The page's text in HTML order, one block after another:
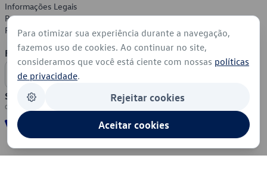
Informações Legais
Política de Privacidade
Política de Cookies
Formas de Pagamento
Segurança
Para otimizar sua experiência durante a navegação,
fazemos uso de cookies. Ao continuar no site,
consideramos que você está ciente com nossas políticas
de privacidade.
Rejeitar cookies
Aceitar cookies